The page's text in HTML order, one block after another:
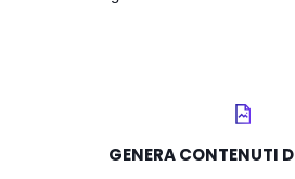
GENERA CONTENUTI